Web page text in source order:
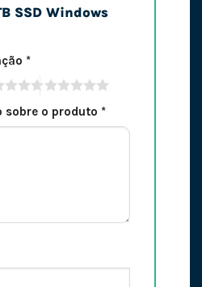
SSD Windows
*
sobre o produto *